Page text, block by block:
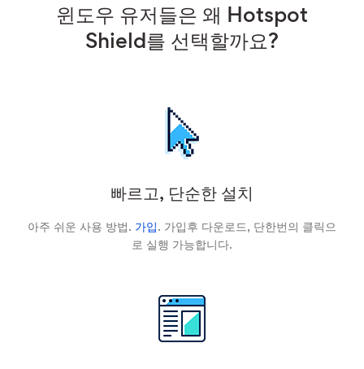
윈도우 유저들은 왜 Hotspot
Shield를 선택할까요?
빠르고, 단순한 설치
아주 쉬운 사용 방법. 가입 . 가입후 다운로드, 단한번의 클릭으
로 실행 가능합니다.